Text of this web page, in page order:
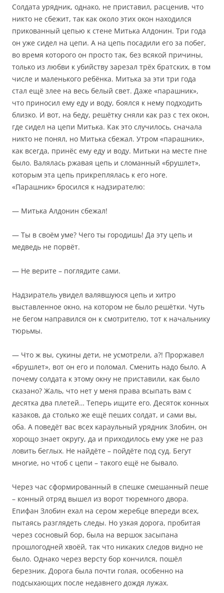
Солдата урядник, однако, не приставил, расценив, что
никто не сбежит, так как около этих окон находился
прикованный цепью к стене Митька Алдонин. Три года
он уже сидел на цепи. А на цепь посадили его за побег,
во время которого он просто так, без всякой причины,
только из любви к убийству зарезал трёх братских, в том
числе и маленького ребёнка. Митька за эти три года
стал ещё злее на весь белый свет. Даже «парашник»,
что приносил ему еду и воду, боялся к нему подходить
близко. И вот, на беду, решётку сняли как раз с тех окон,
где сидел на цепи Митька. Как это случилось, сначала
никто не понял, но Митька сбежал. Утром «парашник»,
как всегда, принёс ему еду и воду. Митьки на месте пне
было. Валялась ржавая цепь и сломанный «брушлет»,
которым эта цепь прикреплялась к его ноге.
«Парашник» бросился к надзирателю:
— Митька Алдонин сбежал!
— Ты в своём уме? Чего ты городишь! Да эту цепь и
медведь не порвёт.
— Не верите – поглядите сами.
Надзиратель увидел валявшуюся цепь и хитро
выставленное окно, на котором не было решётки. Чуть
не бегом направился он к смотрителю, тот к начальнику
тюрьмы.
— Что ж вы, сукины дети, не усмотрели, а?! Проржавел
«брушлет», вот он его и поломал. Сменить надо было. А
почему солдата к этому окну не приставили, как было
сказано? Жаль, что нет у меня права всыпать вам с
десятка два плетей… Теперь ищите его. Десяток конных
казаков, да столько же ещё пеших солдат, и сами вы,
оба. А поведёт вас всех караульный урядник Злобин, он
хорощо знает округу, да и приходилось ему уже не раз
ловить беглых. Не найдёте – пойдёте под суд. Бегут
многие, но чтоб с цепи – такого ещё не бывало.
Через час сформированный в спешке смешанный пеше
– конный отряд вышел из ворот тюремного двора.
Епифан Злобин ехал на сером жеребце впереди всех,
пытаясь разглядеть следы. Но узкая дорога, пробитая
через сосновый бор, была на вершок засыпана
прошлогодней хвоёй, так что никаких следов видно не
было. Однако через версту бор кончился, пошёл
березник. Дорога была почти голая, особенно на
подсыхающих после недавнего дождя лужах.